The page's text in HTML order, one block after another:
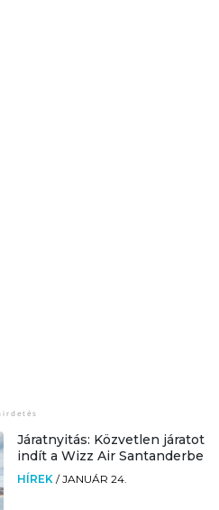
Járatnyitás: Közvetlen járatot
indít a Wizz Air Santanderbe
HÍREK /JANUÁR 24.